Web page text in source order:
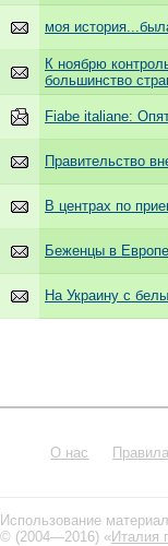
моя
К ноябрю
большинство
Fiabe italiane:
Правительство
В центрах по
Беженцы в
На Украину с
О нас Правила
Использование
© (2004—2016) «Италия